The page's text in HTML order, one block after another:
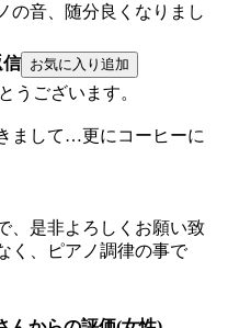
の音、随分良くなりまし
うございます。
まして…更にコーヒーに
、是非よろしくお願い致
く、ピアノ調律の事で